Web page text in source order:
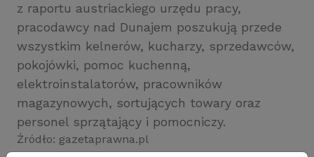
z raportu austriackiego urzędu pracy,
pracodawcy nad Dunajem poszukują przede
wszystkim kelnerów, kucharzy, sprzedawców,
pokojówki, pomoc kuchenną,
elektroinstalatorów, pracowników
magazynowych, sortujących towary oraz
personel sprzątający i pomocniczy.
Źródło: gazetaprawna.pl